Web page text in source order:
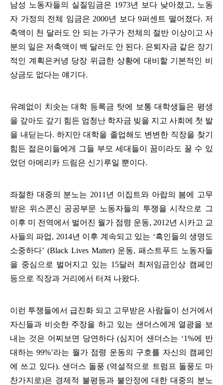
남성 노동자들의 실질임금은 1973년 보다 낮아졌고, 노동
자 가정의 전체 임금은 2000년 보다 9퍼센트 떨어졌다. 저
축액이 천 달러도 안 되는 가구가 전체의 절반 이상이고 사
분의 일은 저축액이 백 달러도 안 된다. 은퇴자금 같은 장기
적인 계획은커녕 당장 위급한 상황에 대비할 기본적인 비
상금도 없다는 얘기다.
유례없이 치솟는 대학 등록금 탓에 보통 대학생들은 평생
을 갚아도 갚기 힘든 엄청난 학자금 빚을 지고 사회에 첫 발
을 내딛는다.하지만 대학을 졸업해도 변변한 직장을 찾기
힘든 젊은이들에게 그들 부모 세대들이 꿈이라도 꿀 수 있
었던 아메리카 드림은 신기루일 뿐이다.
좌절한 대중의 분노는 2011 년 이집트와 아랍의 봄에 고무
받은 위스콘신 공공부문 노동자들의 투쟁을 시작으로 그
이후 미 전역에서 벌어진 월가 점령 운동, 2012년 시카고 교
사들의 파업, 2014년 이후 계속되고 있는 ‘흑인들의 생명도
소중하다’ (Black Lives Matter) 운동, 패스트푸드 노동자들
을 중심으로 벌어지고 있는 15달러 최저임금인상 캠페인
등으로 직장과 거리에서 터져 나왔다.
이런 투쟁들에서 급진화 되고 고무받은 사람들이 선거에서
자신들과 비슷한 주장을 하고 있는 샌더스에게 열광을 보
내는 것은 어찌보면 당연하다(심지어 샌더스는 ‘1%에 반
대하는99%’라는 월가 점령 운동의 구호를 자신의 캠페인
에 쓰고 있다). 샌더스 돌풍(역설적으로 트럼프 돌풍도 마
찬가지로)은 경제적 불평등과 불안정에 대한 대중의 분노